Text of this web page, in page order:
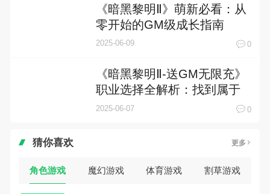
《暗黑黎明Ⅱ》萌新必看：从
零开始的GM级成长指南
2025-06-09 0
《暗黑黎明Ⅱ-送GM无限充》
职业选择全解析：找到属于
你的完美角色
2025-06-07 0
猜你喜欢 更多
角色游戏 魔幻游戏 体育游戏 割草游戏